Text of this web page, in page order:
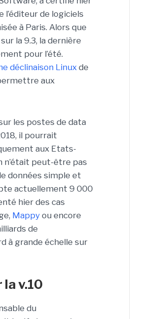
l’éditeur de logiciels
à Paris. Alors que
la 9.3, la dernière
pour l’été.
déclinaison Linux de
aux
les postes de data
il pourrait
aux Etats-
n’était peut-être pas
données simple et
actuellement 9 000
hier des cas
Mappy ou encore
de
à grande échelle sur
v.10
du